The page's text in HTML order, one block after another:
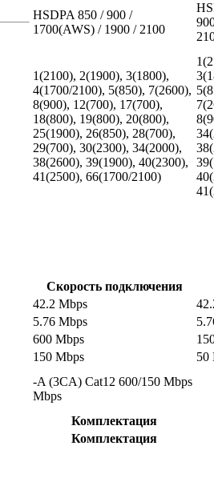
HSDPA 850 / 900 /
1700(AWS) / 1900 / 2100
1(2100), 2(1900), 3(1800),
4(1700/2100), 5(850), 7(2600),
8(900), 12(700), 17(700),
18(800), 19(800), 20(800),
25(1900), 26(850), 28(700),
29(700), 30(2300), 34(2000),
38(2600), 39(1900), 40(2300),
41(2500), 66(1700/2100)
Скорость подключения
42.2 Mbps
5.76 Mbps
600 Mbps
150 Mbps 50
-A (3CA) Cat12 600/150 Mbps
Mbps
Комплектация
Комплектация